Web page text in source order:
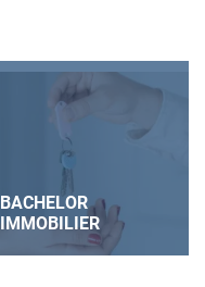
BACHELOR
IMMOBILIER